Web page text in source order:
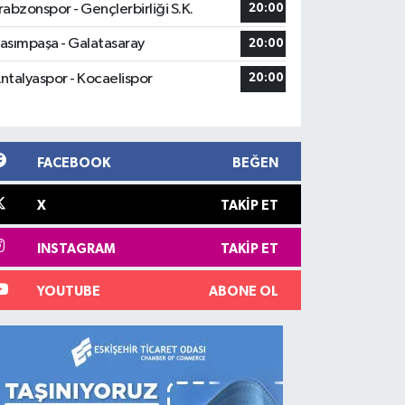
- Gençlerbirliği S.K. 20:00
- Galatasaray 20:00
- Kocaelispor 20:00
FACEBOOK BEĞEN
X TAKIP ET
INSTAGRAM TAKIP ET
YOUTUBE ABONE OL